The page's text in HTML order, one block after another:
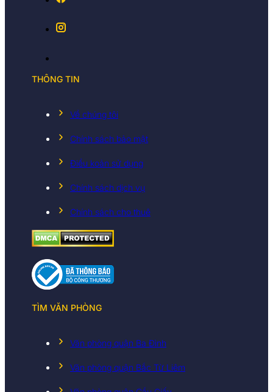
THÔNG TIN
Về chúng tôi
Chính sách bảo mật
Điều koản sử dụng
Chính sách dịch vụ
Chính sách cho thuê
TÌM VĂN PHÒNG
Văn phòng quận Ba Đình
Văn phòng quận Bắc Từ Liêm